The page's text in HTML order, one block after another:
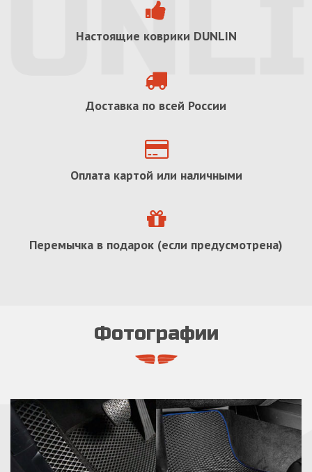
Настоящие коврики DUNLIN
Доставка по всей России
Оплата картой или наличными
Перемычка в подарок (если предусмотрена)
Фотографии